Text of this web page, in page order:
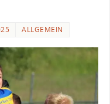
ALLGEMEIN